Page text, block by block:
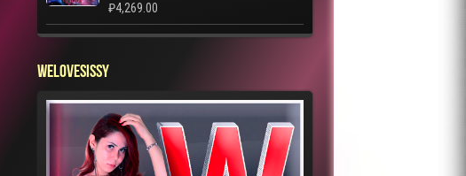
₽4,269.00
WELOVESISSY